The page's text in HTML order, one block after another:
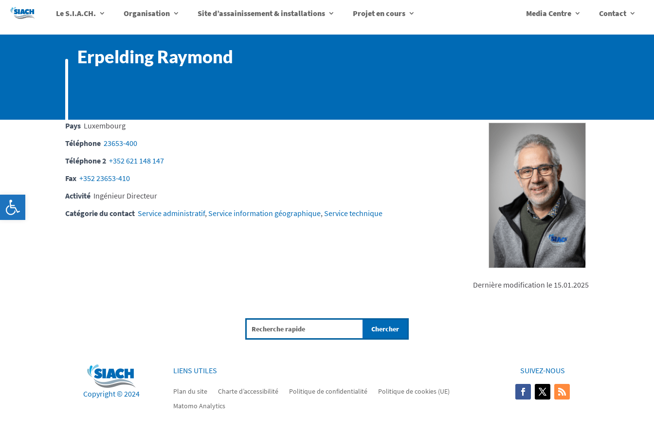
Le S.I.A.CH. Organisation Site d’assainissement & installations Projet en cours Media Centre Contact
Erpelding Raymond
Pays Luxembourg
Téléphone 23653-400
Téléphone 2 +352 621 148 147
Fax +352 23653-410
Activité Ingénieur Directeur
Catégorie du contact Service administratif,Service information géographique,Service technique
Dernière modification le 15.01.2025
Copyright © 2024
LIENS UTILES
Plan du site Charte d’accessibilité Politique de confidentialité
Politique de cookies (UE)
Matomo Analytics
SUIVEZ-NOUS
Ouvrir la barre d’outils